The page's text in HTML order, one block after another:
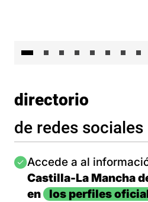
directorio
de redes sociales
Imagen
Accede a al
Castilla-La Mancha
en
los perfiles